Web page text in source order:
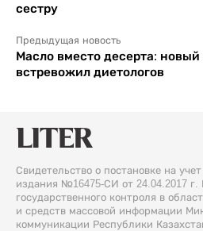
сестру
Предыдущая новость
Масло вместо десерта: новый
встревожил диетологов
Свидетельство о постановке на
издания №16475-СИ от 24.04.2017
государственного контроля в
и средств массовой информации
коммуникации Республики